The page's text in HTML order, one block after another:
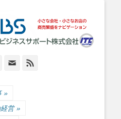
岸本ビジネスサポ
ート株式会社
のIT経営をナビゲーション
Facebook
Email
»
営 »